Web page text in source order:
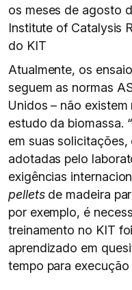
os meses de agosto
Institute of Catalysis
do KIT
Atualmente, os
seguem as normas
Unidos – não
estudo da biomassa.
em suas
adotadas pelo
exigências
pelletsde madeira
por exemplo, é
treinamento no KIT
aprendizado em
tempo para execução